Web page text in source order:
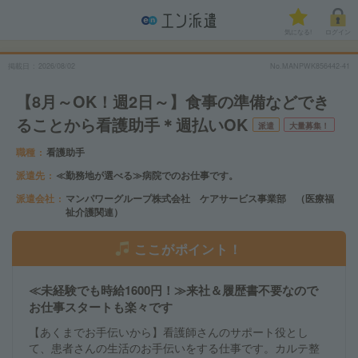
気になる!
No.MANPWK856442-41
【8月～OK！週2日～】食事の準備などでき
ることから看護助手＊週払いOK
派遣 大量募集！
職種
看護助手
派遣先
≪勤務地が選べる≫病院でのお仕事です。
派遣会社
マンパワーグループ株式会社 ケアサービス事業部 （医療福
祉介護関連）
ここがポイント！
≪未経験でも時給1600円！≫来社＆履歴書不要なので
お仕事スタートも楽々です
【あくまでお手伝いから】看護師さんのサポート役とし
て、患者さんの生活のお手伝いをする仕事です。カルテ整